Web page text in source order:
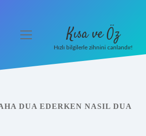
menüyü
Kısa ve Öz
Hızlı bilgilerle zihnini canlandır!
DUA EDERKEN NASIL DUA